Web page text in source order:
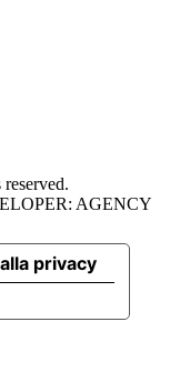
AGENCY
privacy